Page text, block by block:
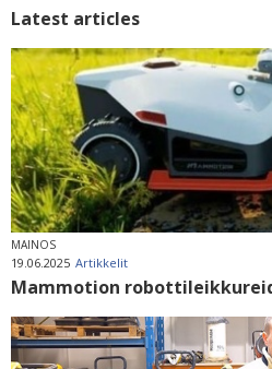
Latest articles
MAINOS
19.06.2025 Artikkelit
Mammotion